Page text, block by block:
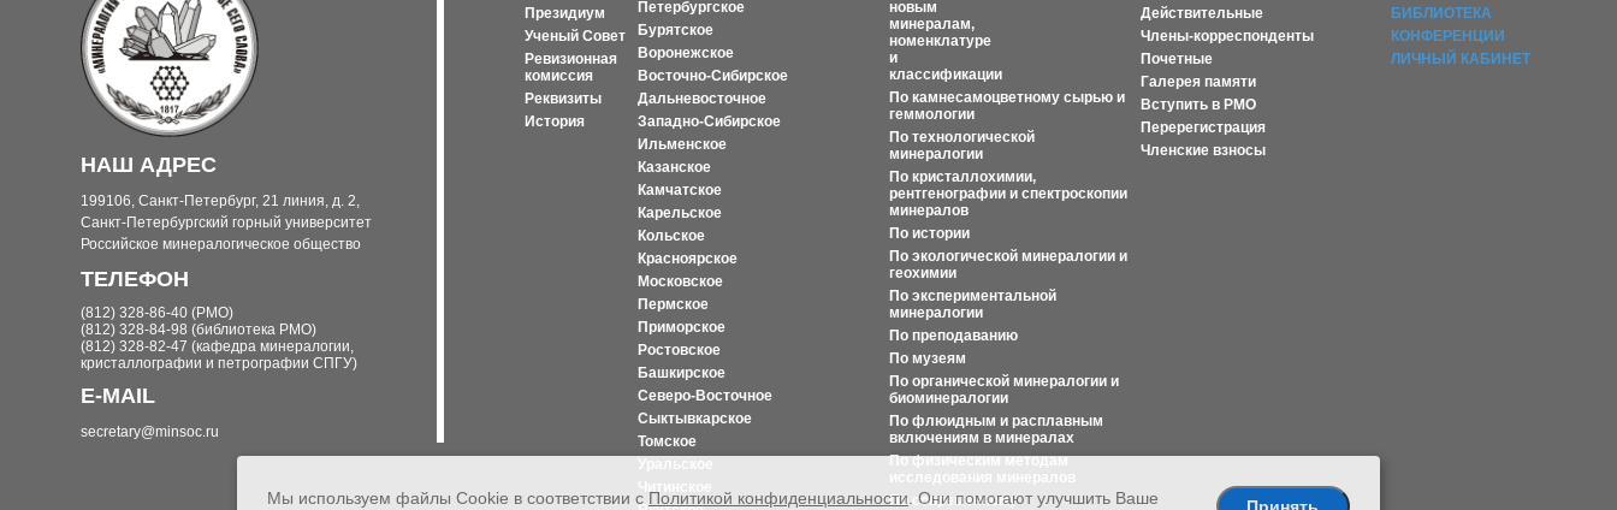
НАШ АДРЕС
199106, Санкт-Петербург, 21 линия, д. 2,
Санкт-Петербургский горный университет
Российское минералогическое общество
ТЕЛЕФОН
(812) 328-86-40 (РМО)
(812) 328-84-98 (библиотека РМО)
(812) 328-82-47 (кафедра минералогии,
кристаллографии и петрографии СПГУ)
E-MAIL
secretary@minsoc.ru
Президиум
Ученый Совет
Ревизионная
комиссия
Реквизиты
История
Петербургское
Бурятское
Воронежское
Восточно-Сибирское
Дальневосточное
Западно-Сибирское
Ильменское
Казанское
Камчатское
Карельское
Кольское
Красноярское
Московское
Пермское
Приморское
Ростовское
Башкирское
Северо-Восточное
Сыктывкарское
Томское
новым
минералам,
номенклатуре
и
классификации
По камнесамоцветному сырью и
геммологии
По технологической
минералогии
По кристаллохимии,
рентгенографии и спектроскопии
минералов
По истории
По экологической минералогии и
геохимии
По экспериментальной
минералогии
По преподаванию
По музеям
По органической минералогии и
биоминералогии
По флюидным и расплавным
включениям в минералах
По физическим методам
По современному
Действительные
Члены-корреспонденты
Почетные
Галерея памяти
Вступить в РМО
Перерегистрация
Членские взносы
БИБЛИОТЕКА
КОНФЕРЕНЦИИ
ЛИЧНЫЙ КАБИНЕТ
Мы используем файлы Cookie в соответствии с Политикой конфиденциальности . Они помогают улучшить Ваше